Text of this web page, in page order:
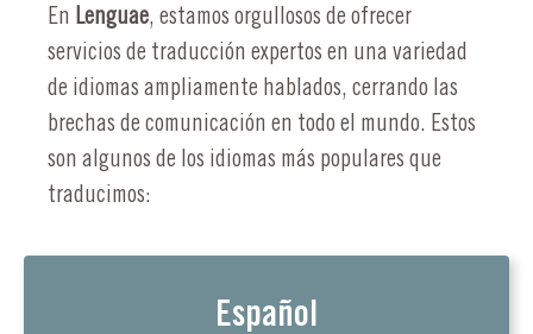
En Lenguae, estamos orgullosos de ofrecer
servicios de traducción expertos en una variedad
de idiomas ampliamente hablados, cerrando las
brechas de comunicación en todo el mundo. Estos
son algunos de los idiomas más populares que
traducimos:
Español